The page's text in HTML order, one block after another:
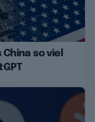
so viel